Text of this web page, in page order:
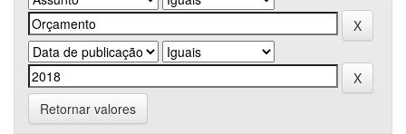
Retornar valores